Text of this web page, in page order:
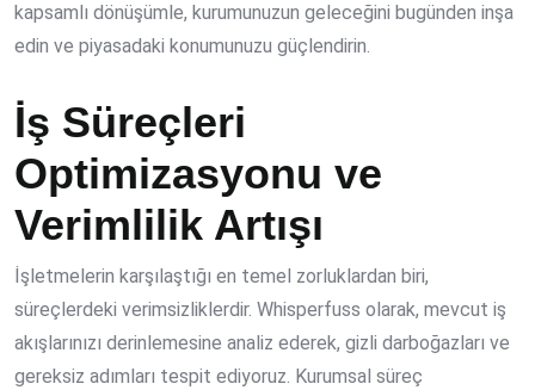
kapsamlı dönüşümle, kurumunuzun geleceğini bugünden inşa
edin ve piyasadaki konumunuzu güçlendirin.
İş Süreçleri
Optimizasyonu ve
Verimlilik Artışı
İşletmelerin karşılaştığı en temel zorluklardan biri,
süreçlerdeki verimsizliklerdir. Whisperfuss olarak, mevcut iş
akışlarınızı derinlemesine analiz ederek, gizli darboğazları ve
gereksiz adımları tespit ediyoruz. Kurumsal süreç